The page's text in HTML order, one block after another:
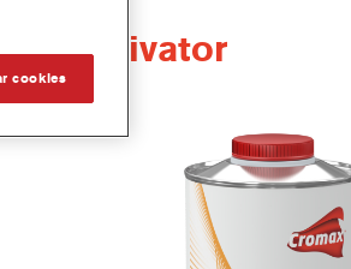
Activator
cookies